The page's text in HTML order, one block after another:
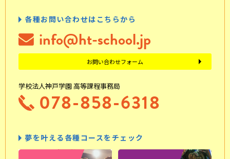
各種お問い合わせはこちらから
info@ht-school.jp
お問い合わせフォーム
学校法人神戸学園 高等課程事務局
078-858-6318
夢を叶える各種コースをチェック